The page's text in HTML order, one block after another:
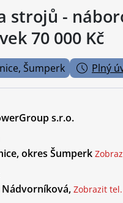
strojů -
70 000 Kč
Šumperk Plný
s.r.o.
okres Šumperk
Nádvorníková, Zobrazit